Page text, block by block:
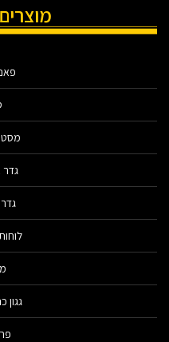
גדר
גגון